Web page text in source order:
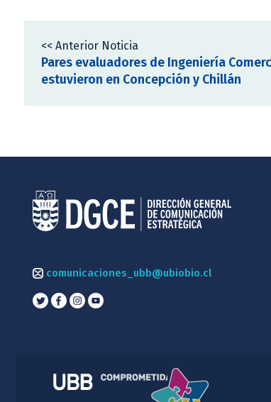
<< Anterior Noticia
Pares evaluadores de Ingeniería
estuvieron en Concepción y Chillán
comunicaciones_ubb@ubiobio.cl